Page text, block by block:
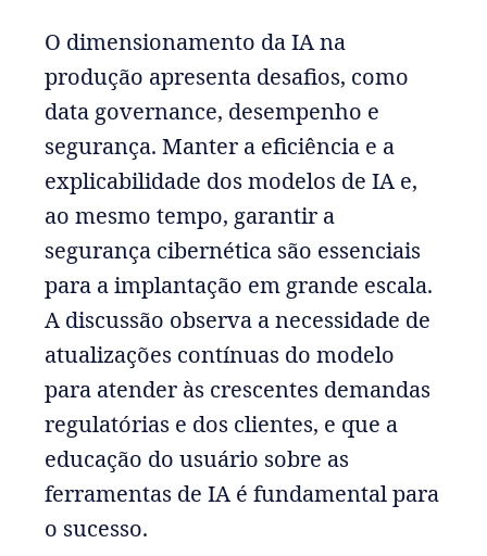
O dimensionamento da IA na
produção apresenta desafios, como
data governance, desempenho e
segurança. Manter a eficiência e a
explicabilidade dos modelos de IA e,
ao mesmo tempo, garantir a
segurança cibernética são essenciais
para a implantação em grande escala.
A discussão observa a necessidade de
atualizações contínuas do modelo
para atender às crescentes demandas
regulatórias e dos clientes, e que a
educação do usuário sobre as
ferramentas de IA é fundamental para
o sucesso.